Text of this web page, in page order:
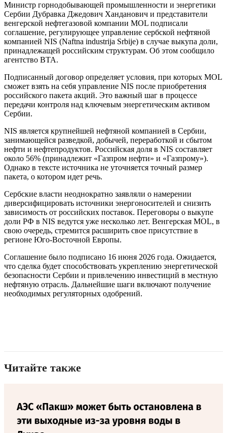
Министр горнодобывающей промышленности и энергетики
Сербии Дубравка Джедович Ханданович и представители
венгерской нефтегазовой компании MOL подписали
соглашение, регулирующее управление сербской нефтяной
компанией NIS (Naftna industrija Srbije) в случае выкупа доли,
принадлежащей российским структурам. Об этом сообщило
агентство BTA.
Подписанный договор определяет условия, при которых MOL
сможет взять на себя управление NIS после приобретения
российского пакета акций. Это важный шаг в процессе
передачи контроля над ключевым энергетическим активом
Сербии.
NIS является крупнейшей нефтяной компанией в Сербии,
занимающейся разведкой, добычей, переработкой и сбытом
нефти и нефтепродуктов. Российская доля в NIS составляет
около 56% (принадлежит «Газпром нефти» и «Газпрому»).
Однако в тексте источника не уточняется точный размер
пакета, о котором идет речь.
Сербские власти неоднократно заявляли о намерении
диверсифицировать источники энергоносителей и снизить
зависимость от российских поставок. Переговоры о выкупе
доли РФ в NIS ведутся уже несколько лет. Венгерская MOL, в
свою очередь, стремится расширить свое присутствие в
регионе Юго-Восточной Европы.
Соглашение было подписано 16 июня 2026 года. Ожидается,
что сделка будет способствовать укреплению энергетической
безопасности Сербии и привлечению инвестиций в местную
нефтяную отрасль. Дальнейшие шаги включают получение
необходимых регуляторных одобрений.
Читайте также